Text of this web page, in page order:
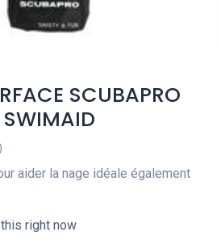
SCUBAPRO
SWIMAID
aider la nage idéale également
right now